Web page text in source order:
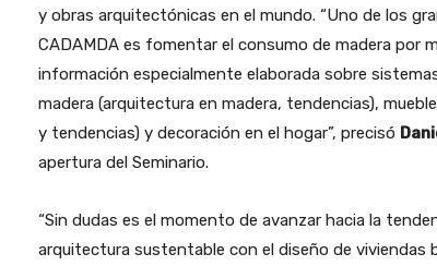
y obras arquitectónicas en el mundo. “Uno de los
CADAMDA es fomentar el consumo de madera por
información especialmente elaborada sobre
madera (arquitectura en madera, tendencias),
y tendencias) y decoración en el hogar”, precisó
apertura del Seminario.
“Sin dudas es el momento de avanzar hacia la
arquitectura sustentable con el diseño de viviendas